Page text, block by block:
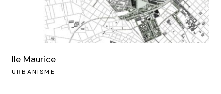
Ile Maurice
URBANISME